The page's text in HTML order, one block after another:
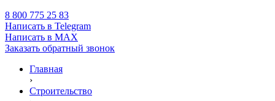
8 800 775 25 83
Написать в Telegram
Написать в MAX
Заказать обратный звонок
Главная
›
Строительство